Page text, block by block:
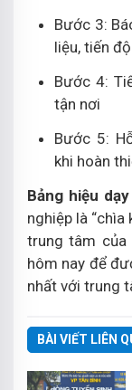
Bước 3:
liệu, tiến
Bước 4:
tận nơi
Bước 5:
khi hoàn
Bảng hiệu
nghiệp là “chìa
trung tâm của
hôm nay để
nhất với trung
BÀI VIẾT LIÊN